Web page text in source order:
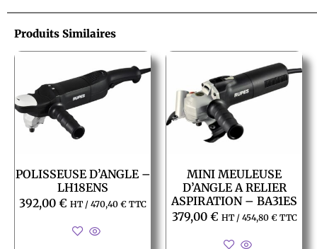
Produits Similaires
POLISSEUSE D’ANGLE –
LH18ENS
392,00 € HT / 470,40 € TTC
MINI MEULEUSE
D’ANGLE A RELIER
ASPIRATION – BA31ES
379,00 € HT / 454,80 €TTC